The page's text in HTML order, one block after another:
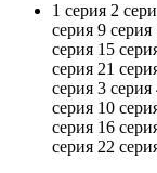
1 серия 2
серия 9 серия
серия 15
серия 21
серия 3 серия
серия 10
серия 16
серия 22